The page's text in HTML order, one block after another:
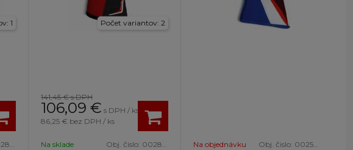
1 Počet variantov: 2
141,45 €s DPH
106,09 € s DPH / ks
86,25 € bez DPH / ks
Na sklade Obj. čislo: 0028613RSNR Na objednávku Obj. čislo: 002555AZRS...